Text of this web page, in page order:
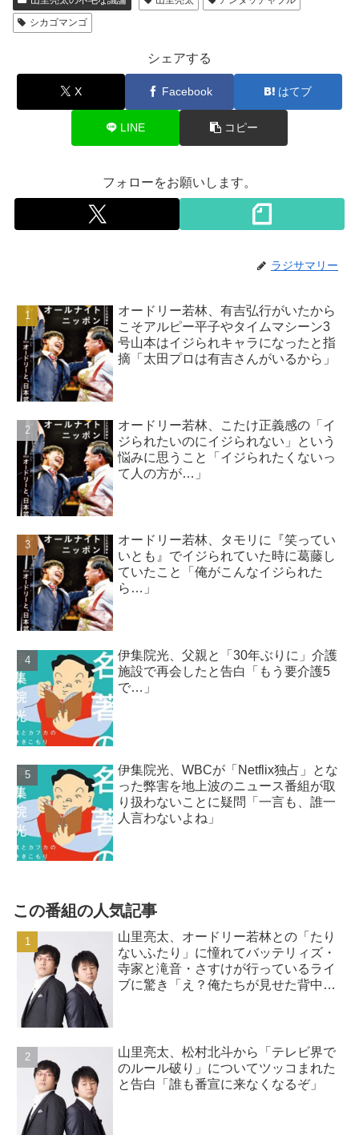
シカゴマンゴ
シェアする
X Facebook はてブ
LINE コピー
フォローをお願いします。
ラジサマリー
オードリー若林、有吉弘行がいたから
こそアルピー平子やタイムマシーン3
号山本はイジられキャラになったと指
摘「太田プロは有吉さんがいるから」
オードリー若林、こたけ正義感の「イ
ジられたいのにイジられない」という
悩みに思うこと「イジられたくないっ
て人の方が…」
オードリー若林、タモリに『笑ってい
いとも』でイジられていた時に葛藤し
ていたこと「俺がこんなイジられた
ら…」
伊集院光、父親と「30年ぶりに」介護
施設で再会したと告白「もう要介護5
で…」
伊集院光、WBCが「Netflix独占」とな
った弊害を地上波のニュース番組が取
り扱わないことに疑問「一言も、誰一
人言わないよね」
この番組の人気記事
山里亮太、オードリー若林との「たり
ないふたり」に憧れてバッテリィズ・
寺家と滝音・さすけが行っているライ
ブに驚き「え？俺たちが見せた背中っ
山里亮太、松村北斗から「テレビ界で
のルール破り」についてツッコまれた
と告白「誰も番宣に来なくなるぞ」